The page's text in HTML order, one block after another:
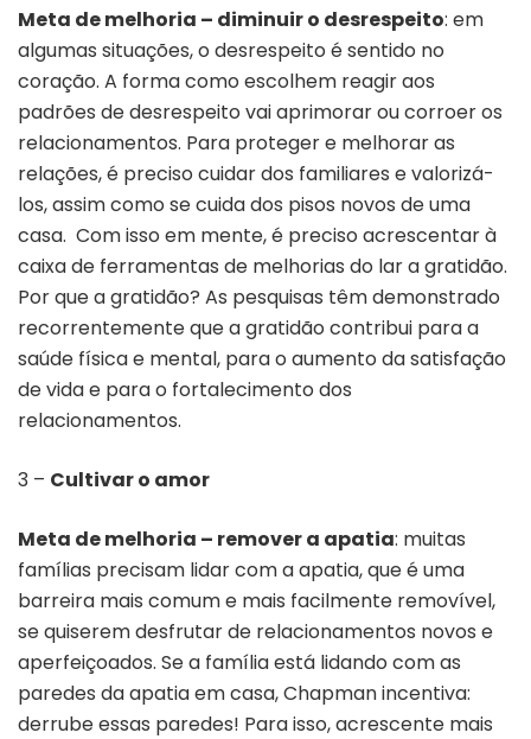
Meta de melhoria – diminuir o desrespeito: em
algumas situações, o desrespeito é sentido no
coração. A forma como escolhem reagir aos
padrões de desrespeito vai aprimorar ou corroer os
relacionamentos. Para proteger e melhorar as
relações, é preciso cuidar dos familiares e valorizá-
los, assim como se cuida dos pisos novos de uma
casa. Com isso em mente, é preciso acrescentar à
caixa de ferramentas de melhorias do lar a gratidão.
Por que a gratidão? As pesquisas têm demonstrado
recorrentemente que a gratidão contribui para a
saúde física e mental, para o aumento da satisfação
de vida e para o fortalecimento dos
relacionamentos.
3 – Cultivar o amor
Meta de melhoria – remover a apatia: muitas
famílias precisam lidar com a apatia, que é uma
barreira mais comum e mais facilmente removível,
se quiserem desfrutar de relacionamentos novos e
aperfeiçoados. Se a família está lidando com as
paredes da apatia em casa, Chapman incentiva:
derrube essas paredes! Para isso, acrescente mais